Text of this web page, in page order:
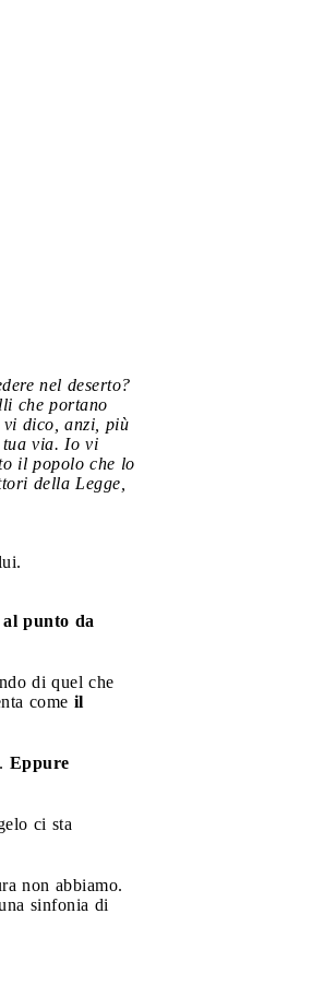
nel deserto?
che portano
vi dico, anzi, più
tua via. Io vi
il popolo che lo
della Legge,
punto da
di quel che
come il
Eppure
ci sta
non abbiamo.
sinfonia di